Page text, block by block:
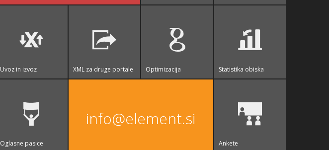
Uvoz in izvoz XML za druge portale Optimizacija Statistika obiska
Oglasne pasice
info@element.si
Ankete